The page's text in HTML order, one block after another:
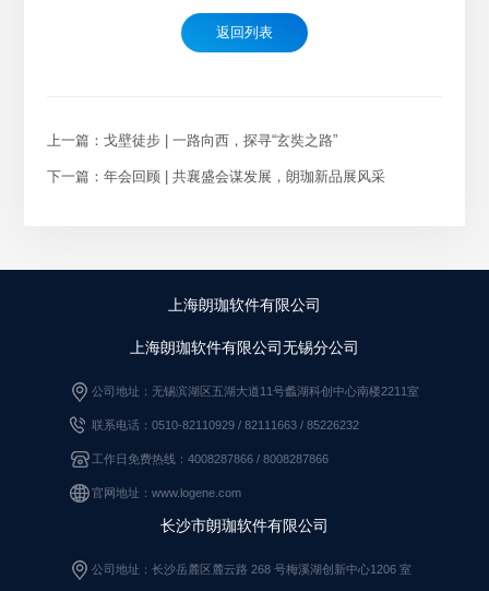
返回列表
上一篇：戈壁徒步 | 一路向西，探寻“玄奘之路”
下一篇：年会回顾 | 共襄盛会谋发展，朗珈新品展风采
上海朗珈软件有限公司
上海朗珈软件有限公司无锡分公司
公司地址：无锡滨湖区五湖大道11号蠡湖科创中心南楼2211室
联系电话：0510-82110929 / 82111663 / 85226232
工作日免费热线：4008287866 / 8008287866
官网地址：www.logene.com
长沙市朗珈软件有限公司
公司地址：长沙岳麓区麓云路 268 号梅溪湖创新中心1206 室